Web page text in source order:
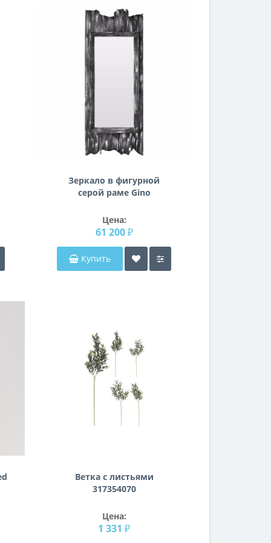
Зеркало в фигурной
серой раме Gino
Цена:
61 200 ₽
Купить
Ветка с листьями
317354070
Цена:
1 331 ₽